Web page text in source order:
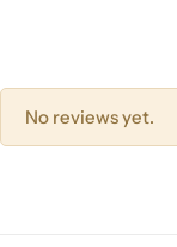
No reviews yet.